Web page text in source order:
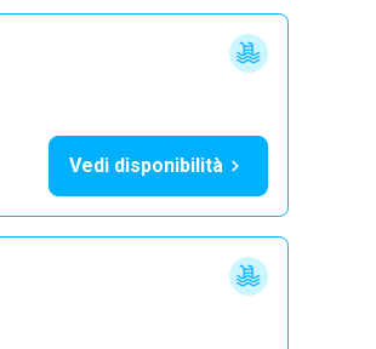
Vedi disponibilità